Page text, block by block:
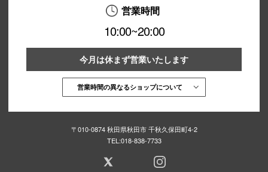
営業時間
10:00~20:00
今月は休まず営業いたします
営業時間の異なるショップについて
〒010-0874 秋田県秋田市 千秋久保田町4-2
TEL:018-838-7733